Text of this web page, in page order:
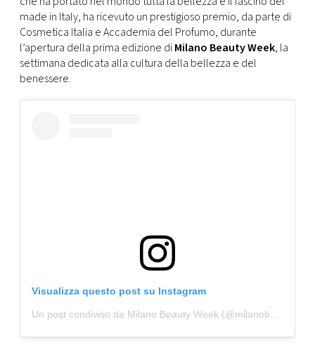
CONSIGLIA
made in Italy, ha ricevuto un prestigioso premio, da parte di
Cosmetica Italia e Accademia del Profumo, durante
l’apertura della prima edizione diMilano Beauty Week, la
settimana dedicata alla cultura della bellezza e del
benessere.
Visualizza questo post su Instagram
Un post condiviso da Milano Beauty Week (@milanobeautyweek)